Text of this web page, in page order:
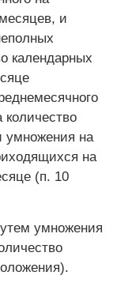
и
календарных
умножения на
на
(п. 10
умножения